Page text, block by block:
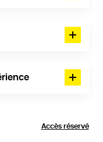
Accès réservé